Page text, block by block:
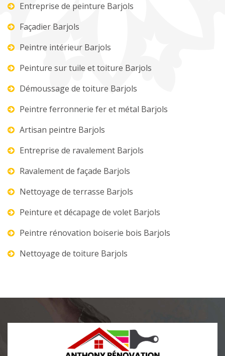
Entreprise de peinture Barjols
Façadier Barjols
Peintre intérieur Barjols
Peinture sur tuile et toiture Barjols
Démoussage de toiture Barjols
Peintre ferronnerie fer et métal Barjols
Artisan peintre Barjols
Entreprise de ravalement Barjols
Ravalement de façade Barjols
Nettoyage de terrasse Barjols
Peinture et décapage de volet Barjols
Peintre rénovation boiserie bois Barjols
Nettoyage de toiture Barjols